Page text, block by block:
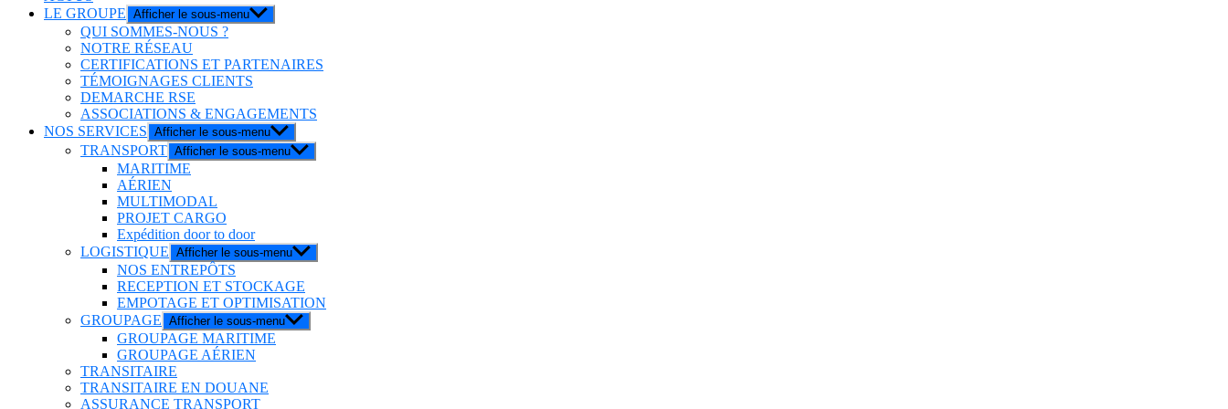
LE GROUPE Afficher le sous-menu
QUI SOMMES-NOUS ?
NOTRE RÉSEAU
CERTIFICATIONS ET PARTENAIRES
TÉMOIGNAGES CLIENTS
DEMARCHE RSE
ASSOCIATIONS & ENGAGEMENTS
NOS SERVICES Afficher le sous-menu
TRANSPORT Afficher le sous-menu
MARITIME
AÉRIEN
MULTIMODAL
PROJET CARGO
Expédition door to door
LOGISTIQUE Afficher le sous-menu
NOS ENTREPÔTS
RECEPTION ET STOCKAGE
EMPOTAGE ET OPTIMISATION
GROUPAGE Afficher le sous-menu
GROUPAGE MARITIME
GROUPAGE AÉRIEN
TRANSITAIRE
TRANSITAIRE EN DOUANE
ASSURANCE TRANSPORT